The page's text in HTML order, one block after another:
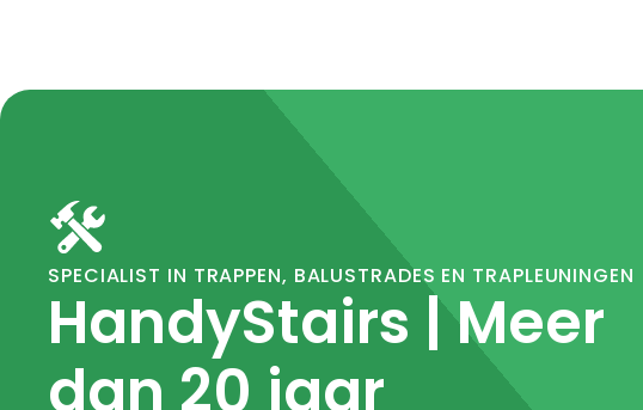
SPECIALIST IN TRAPPEN, BALUSTRADES EN TRAPLEUNINGEN
HandyStairs | Meer
dan 20 jaar